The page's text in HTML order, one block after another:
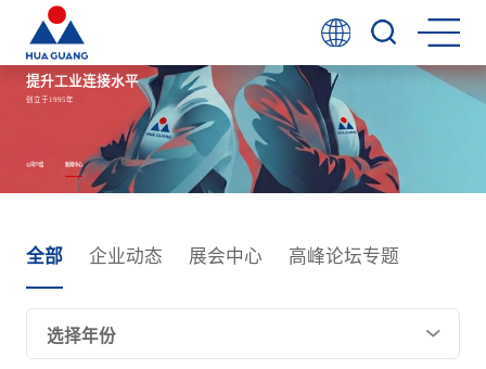
提升工业连接水平
创立于1995年
公司介绍 新闻中心
全部 企业动态 展会中心 高峰论坛专题
选择年份